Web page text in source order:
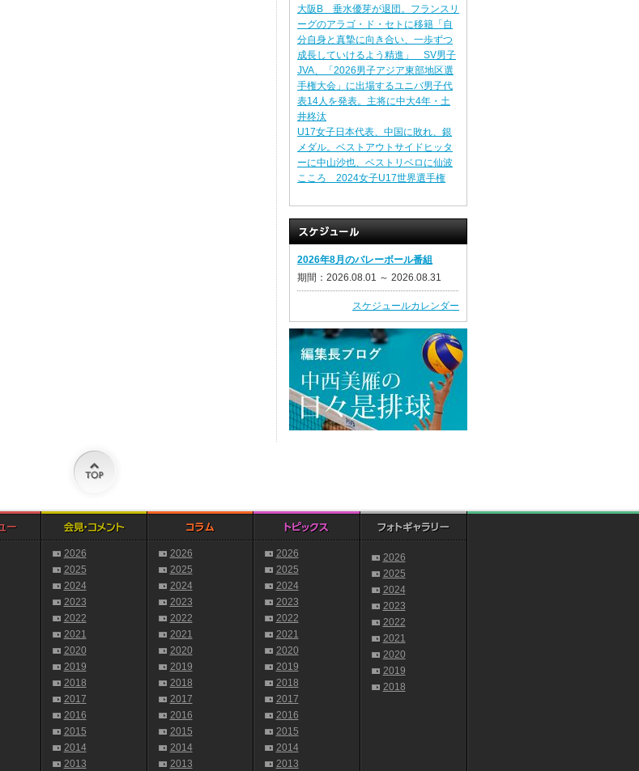
大阪B 垂水優芽が退団。フランスリ
ーグのアラゴ・ド・セトに移籍「自
分自身と真摯に向き合い、一歩ずつ
成長していけるよう精進」 SV男子
JVA、「2026男子アジア東部地区選
手権大会」に出場するユニバ男子代
表14人を発表。主将に中大4年・土
井柊汰
U17女子日本代表、中国に敗れ、銀
メダル。ベストアウトサイドヒッタ
ーに中山沙也、ベストリベロに仙波
こころ 2024女子U17世界選手権
2026年8月のバレーボール番組
期間：2026.08.01 ～ 2026.08.31
スケジュールカレンダー
2026
2025
2024
2023
2022
2021
2020
2019
2018
2017
2016
2015
2014
2013
2026
2025
2024
2023
2022
2021
2020
2019
2018
2017
2016
2015
2014
2013
2026
2025
2024
2023
2022
2021
2020
2019
2018
2017
2016
2015
2014
2013
2026
2025
2024
2023
2022
2021
2020
2019
2018